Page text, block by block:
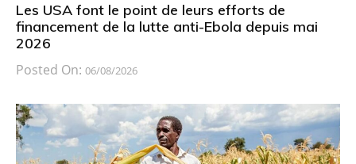
Les USA font le point de leurs efforts de
financement de la lutte anti-Ebola depuis mai
2026
Posted On: 06/08/2026